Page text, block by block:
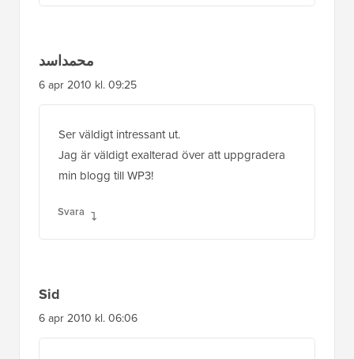
محمداسد
6 apr 2010 kl. 09:25
Ser väldigt intressant ut.
Jag är väldigt exalterad över att uppgradera
min blogg till WP3!
Svara
Sid
6 apr 2010 kl. 06:06